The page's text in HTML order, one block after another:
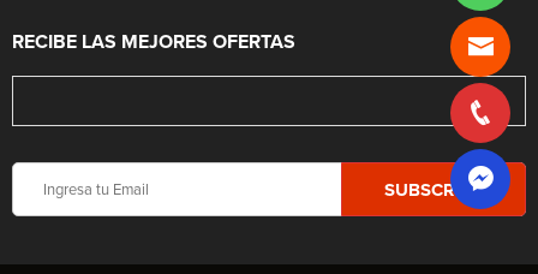
RECIBE LAS MEJORES OFERTAS